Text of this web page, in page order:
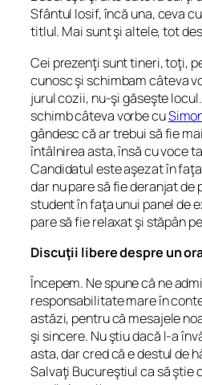
Sfântul Iosif, încă una, ceva
titlul. Mai sunt şi altele, tot
Cei prezenţi sunt tineri, toţi,
cunosc şi schimbam câteva
jurul cozii, nu-şi găseşte
schimb câteva vorbe cu
gândesc că ar trebui să fie
întâlnirea asta, însă cu voce
Candidatul este aşezat în
dar nu pare să fie deranjat de
student în faţa unui panel de
pare să fie relaxat şi stăpân
Discuţii libere despre un
Începem. Ne spune că ne
responsabilitate mare în
astăzi, pentru că mesajele
şi sincere. Nu ştiu dacă l-a
asta, dar cred că e destul de
Salvaţi Bucureştiul ca să ştie